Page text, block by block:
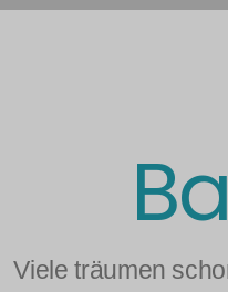
Viele träumen
Preis Kindertanz
Preise Erwachsene